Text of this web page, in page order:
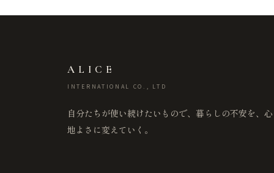
ALICE
INTERNATIONAL CO., LTD
自分たちが使い続けたいもので、暮らしの不安を、心
地よさに変えていく。